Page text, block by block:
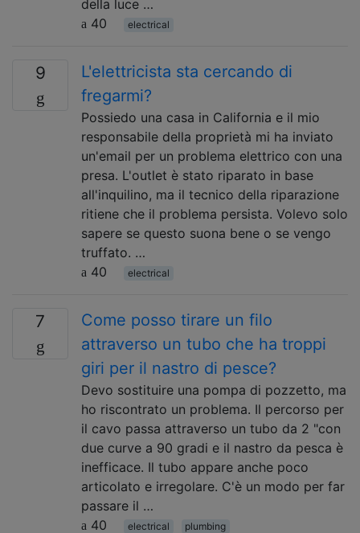
della luce …
40
electrical
9
L'elettricista sta cercando di
fregarmi?
Possiedo una casa in California e il mio
responsabile della proprietà mi ha inviato
un'email per un problema elettrico con una
presa. L'outlet è stato riparato in base
all'inquilino, ma il tecnico della riparazione
ritiene che il problema persista. Volevo solo
sapere se questo suona bene o se vengo
truffato. …
40
electrical
7
Come posso tirare un filo
attraverso un tubo che ha troppi
giri per il nastro di pesce?
Devo sostituire una pompa di pozzetto, ma
ho riscontrato un problema. Il percorso per
il cavo passa attraverso un tubo da 2 "con
due curve a 90 gradi e il nastro da pesca è
inefficace. Il tubo appare anche poco
articolato e irregolare. C'è un modo per far
passare il …
40
electrical plumbing